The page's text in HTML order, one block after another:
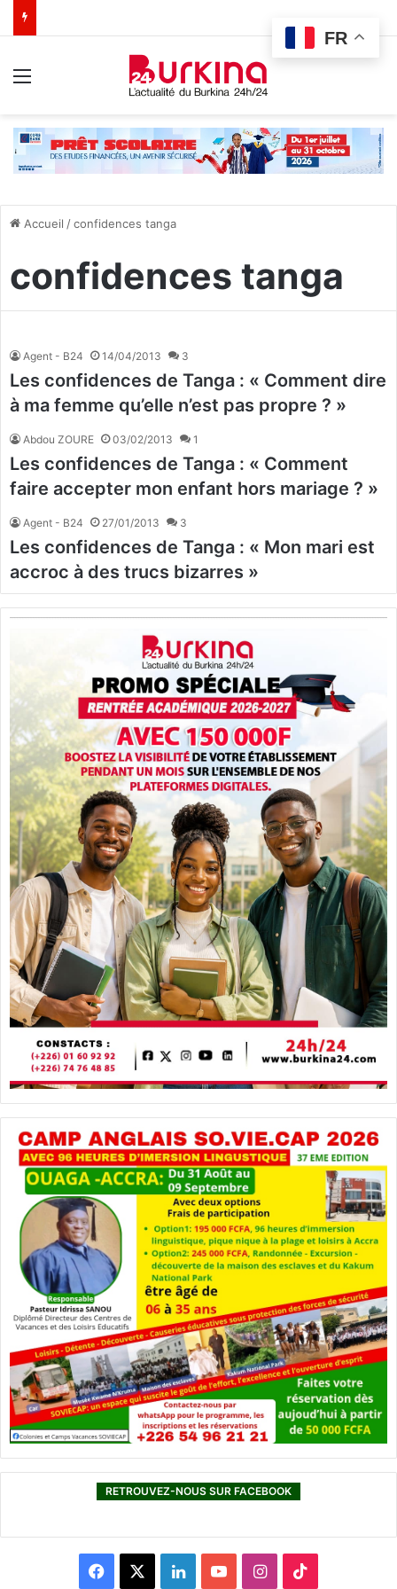
Accueil /confidences tanga
confidences tanga
Agent - B24 14/04/2013 3
Les confidences de Tanga : « Comment dire
à ma femme qu’elle n’est pas propre ? »
Abdou ZOURE 03/02/2013 1
Les confidences de Tanga : « Comment
faire accepter mon enfant hors mariage ? »
Agent - B24 27/01/2013 3
Les confidences de Tanga : « Mon mari est
accroc à des trucs bizarres »
RETROUVEZ-NOUS SUR FACEBOOK
L
I
FR